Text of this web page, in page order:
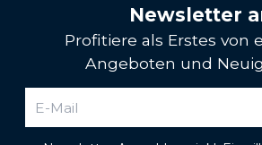
Newsletter
Profitiere als Erstes von
Angeboten und